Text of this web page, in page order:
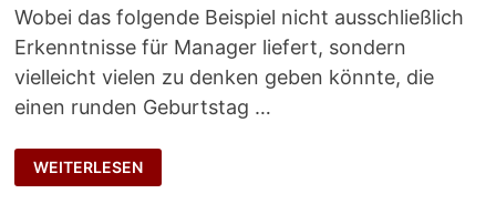
Wobei das folgende Beispiel nicht ausschließlich
Erkenntnisse für Manager liefert, sondern
vielleicht vielen zu denken geben könnte, die
einen runden Geburtstag …
GRÜBELN
VOR
DEM
WEITERLESEN